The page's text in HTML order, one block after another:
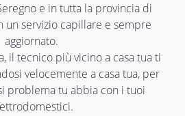
e in tutta la provincia di
un servizio capillare e sempre
aggiornato.
il tecnico più vicino a casa tua ti
velocemente a casa tua, per
problema tu abbia con i tuoi